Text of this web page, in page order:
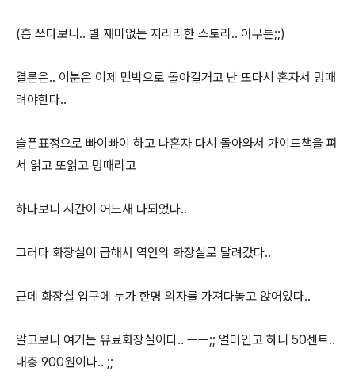
(흠 쓰다보니.. 별 재미없는 지리리한 스토리.. 아무튼;;)
결론은.. 이분은 이제 민박으로 돌아갈거고 난 또다시 혼자서 멍때
려야한다..
슬픈표정으로 빠이빠이 하고 나혼자 다시 돌아와서 가이드책을 펴
서 읽고 또읽고 멍때리고
하다보니 시간이 어느새 다되었다..
그러다 화장실이 급해서 역안의 화장실로 달려갔다..
근데 화장실 입구에 누가 한명 의자를 가져다놓고 앉어있다..
알고보니 여기는 유료화장실이다.. ㅡㅡ;; 얼마인고 하니 50센트..
대충 900원이다.. ;;